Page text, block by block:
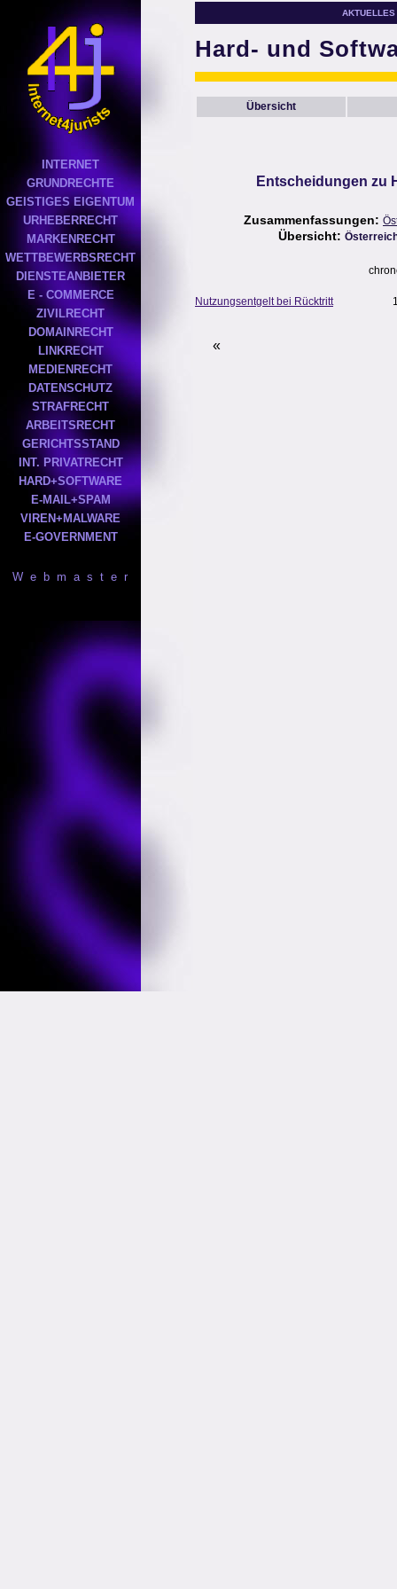
INTERNET
GRUNDRECHTE
GEISTIGES EIGENTUM
URHEBERRECHT
MARKENRECHT
WETTBEWERBSRECHT
DIENSTEANBIETER
E - COMMERCE
ZIVILRECHT
DOMAINRECHT
LINKRECHT
MEDIENRECHT
DATENSCHUTZ
STRAFRECHT
ARBEITSRECHT
GERICHTSSTAND
INT. PRIVATRECHT
HARD+SOFTWARE
E-MAIL+SPAM
VIREN+MALWARE
E-GOVERNMENT
W e b m a s t e r
AKTUELLES
Hard- und
Übersicht
Entscheidungen zu
Zusammenfassungen:
Übersicht:
Nutzungsentgelt bei Rücktritt
«